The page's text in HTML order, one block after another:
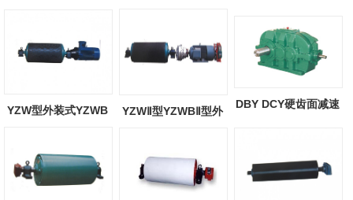
YZW型外装式YZWB
YZWⅡ型YZWBⅡ型外
DBY DCY硬齿面减速